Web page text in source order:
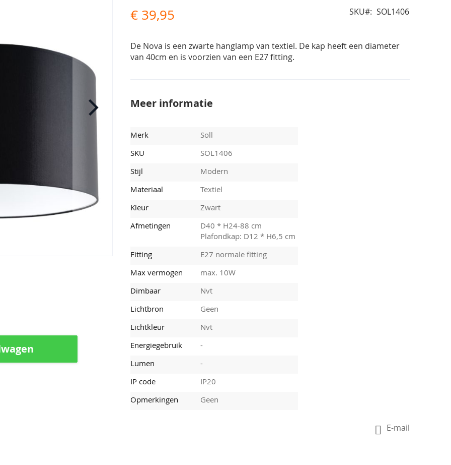
€ 39,95 SKU SOL1406
De Nova is een zwarte hanglamp van textiel. De kap heeft een diameter
van 40cm en is voorzien van een E27 fitting.
Meer informatie
Merk
Soll
SKU
SOL1406
Stijl
Modern
Materiaal
Textiel
Kleur
Zwart
Afmetingen
D40 * H24-88 cm
Plafondkap: D12 * H6,5 cm
Fitting
E27 normale fitting
Max vermogen
max. 10W
Dimbaar
Nvt
Lichtbron
Geen
Lichtkleur
Nvt
Energiegebruik
-
Lumen
-
IP code
IP20
Opmerkingen
Geen
E-mail